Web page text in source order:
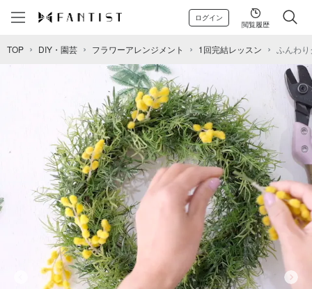
ログイン
閲覧履歴
TOP DIY・園芸 フラワーアレンジメント 1回完結レッスン ふんわ